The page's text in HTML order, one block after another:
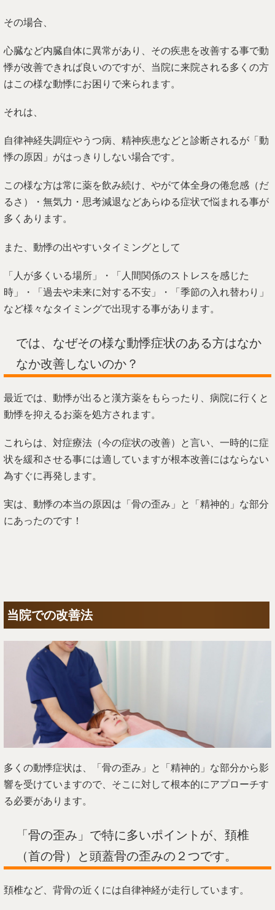
その場合、
心臓など内臓自体に異常があり、その疾患を改善する事で動
悸が改善できれば良いのですが、当院に来院される多くの方
はこの様な動悸にお困りで来られます。
それは、
自律神経失調症やうつ病、精神疾患などと診断されるが「動
悸の原因」がはっきりしない場合です。
この様な方は常に薬を飲み続け、やがて体全身の倦怠感（だ
るさ）・無気力・思考減退などあらゆる症状で悩まれる事が
多くあります。
また、動悸の出やすいタイミングとして
「人が多くいる場所」・「人間関係のストレスを感じた
時」・「過去や未来に対する不安」・「季節の入れ替わり」
など様々なタイミングで出現する事があります。
では、なぜその様な動悸症状のある方はなか
なか改善しないのか？
最近では、動悸が出ると漢方薬をもらったり、病院に行くと
動悸を抑えるお薬を処方されます。
これらは、対症療法（今の症状の改善）と言い、一時的に症
状を緩和させる事には適していますが根本改善にはならない
為すぐに再発します。
実は、動悸の本当の原因は「骨の歪み」と「精神的」な部分
にあったのです！
当院での改善法
多くの動悸症状は、「骨の歪み」と「精神的」な部分から影
響を受けていますので、そこに対して根本的にアプローチす
る必要があります。
「骨の歪み」で特に多いポイントが、頚椎
（首の骨）と頭蓋骨の歪みの２つです。
頚椎など、背骨の近くには自律神経が走行しています。